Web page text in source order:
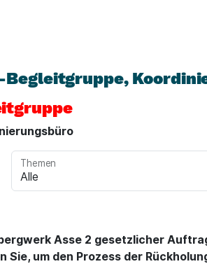
Themen
Asse 2 gesetzlicher
um den Prozess der